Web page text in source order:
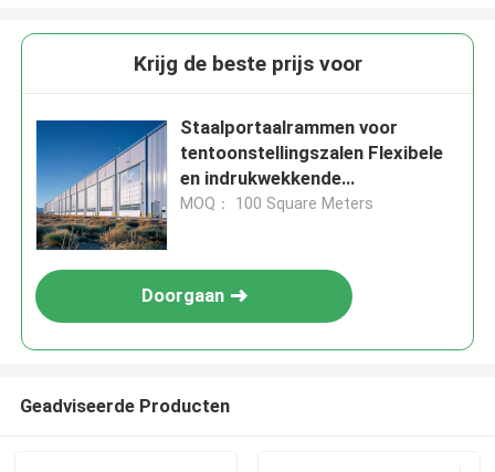
Krijg de beste prijs voor
Staalportaalrammen voor
tentoonstellingszalen Flexibele
en indrukwekkende
evenementenruimtes
MOQ： 100 Square Meters
Doorgaan
Geadviseerde Producten